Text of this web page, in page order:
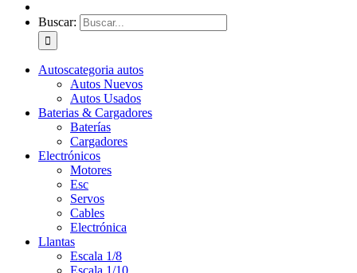
Buscar:
Autoscategoria autos
Autos Nuevos
Autos Usados
Baterias & Cargadores
Baterías
Cargadores
Electrónicos
Motores
Esc
Servos
Cables
Electrónica
Llantas
Escala 1/8
Escala 1/10